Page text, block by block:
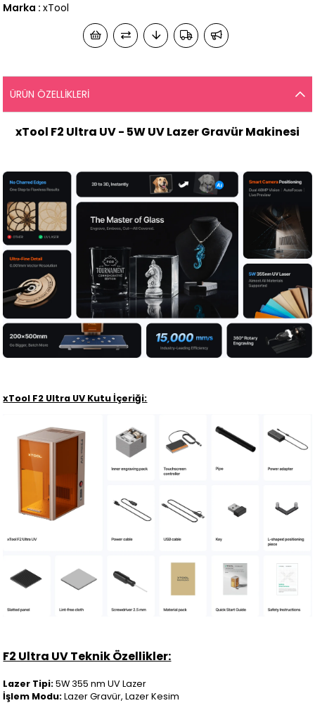
Marka : xTool
ÜRÜN ÖZELLIKLERI
xTool F2 Ultra UV - 5W UV Lazer Gravür Makinesi
xTool F2 Ultra UV Kutu İçeriği:
F2 Ultra UV Teknik Özellikler:
Lazer Tipi:5W 355 nm UV Lazer
İşlem Modu:Lazer Gravür, Lazer Kesim